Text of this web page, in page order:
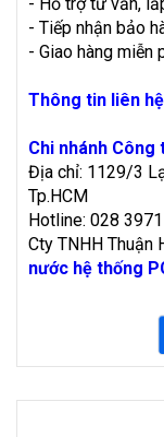
- Tiếp nhận bảo
- Giao hàng miễn
Thông tin liên
Chi nhánh Công
Địa chỉ: 1129/3
Tp.HCM
Hotline: 028
Cty TNHH Thuận
nước hệ thống